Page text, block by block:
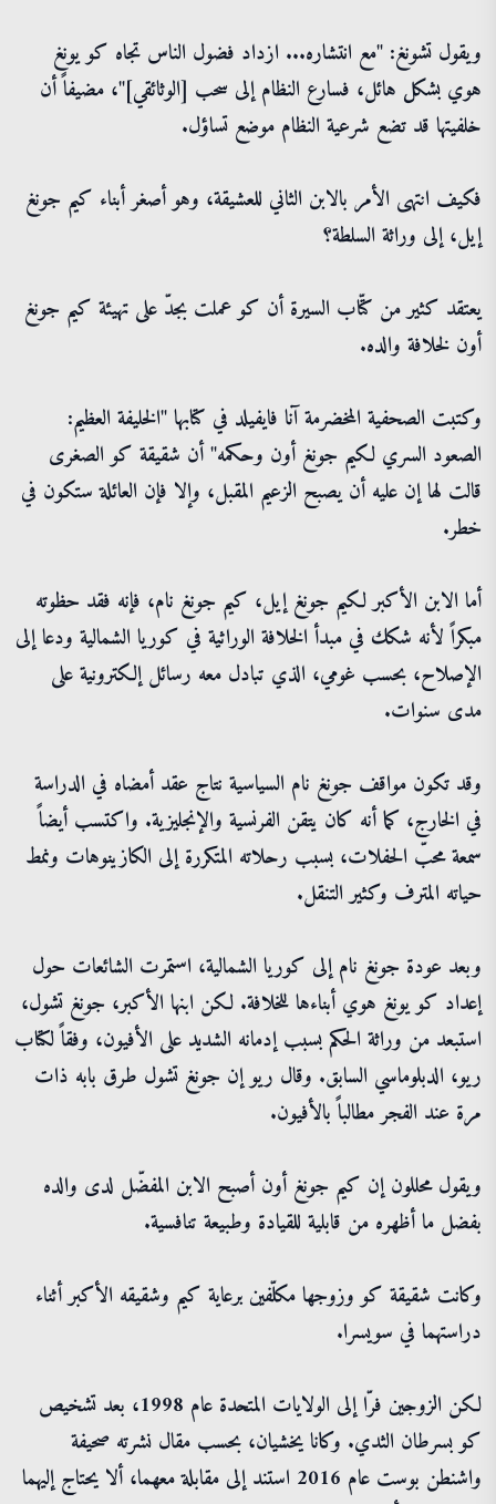
ويقول تشونغ: "مع انتشاره... ازداد فضول الناس تجاه كو يونغ
هوي بشكل هائل، فسارع النظام إلى سحب [الوثائقي]"، مضيفاً أن
خلفيتها قد تضع شرعية النظام موضع تساؤل.
فكيف انتهى الأمر بالابن الثاني للعشيقة، وهو أصغر أبناء كيم جونغ
إيل، إلى وراثة السلطة؟
يعتقد كثير من كتّاب السيرة أن كو عملت بجدّ على تهيئة كيم جونغ
أون لخلافة والده.
وكتبت الصحفية المخضرمة آنا فايفيلد في كتابها "الخليفة العظيم:
الصعود السري لكيم جونغ أون وحكمه" أن شقيقة كو الصغرى
قالت لها إن عليه أن يصبح الزعيم المقبل، وإلا فإن العائلة ستكون في
خطر.
أما الابن الأكبر لكيم جونغ إيل، كيم جونغ نام، فإنه فقد حظوته
مبكراً لأنه شكك في مبدأ الخلافة الوراثية في كوريا الشمالية ودعا إلى
الإصلاح، بحسب غومي، الذي تبادل معه رسائل إلكترونية على
مدى سنوات.
وقد تكون مواقف جونغ نام السياسية نتاج عقد أمضاه في الدراسة
في الخارج، كما أنه كان يتقن الفرنسية والإنجليزية. واكتسب أيضاً
سمعة محبّ الحفلات، بسبب رحلاته المتكررة إلى الكازينوهات ونمط
حياته المترف وكثير التنقل.
وبعد عودة جونغ نام إلى كوريا الشمالية، استمرت الشائعات حول
إعداد كو يونغ هوي أبناءها للخلافة. لكن ابنها الأكبر، جونغ تشول،
استبعد من وراثة الحكم بسبب إدمانه الشديد على الأفيون، وفقاً لكتاب
ريو، الدبلوماسي السابق. وقال ريو إن جونغ تشول طرق بابه ذات
مرة عند الفجر مطالباً بالأفيون.
ويقول محللون إن كيم جونغ أون أصبح الابن المفضّل لدى والده
بفضل ما أظهره من قابلية للقيادة وطبيعة تنافسية.
وكانت شقيقة كو وزوجها مكلّفين برعاية كيم وشقيقه الأكبر أثناء
دراستهما في سويسرا.
لكن الزوجين فرّا إلى الولايات المتحدة عام 1998، بعد تشخيص
كو بسرطان الثدي. وكانا يخشيان، بحسب مقال نشرته صحيفة
واشنطن بوست عام 2016 استند إلى مقابلة معهما، ألا يحتاج إليهما